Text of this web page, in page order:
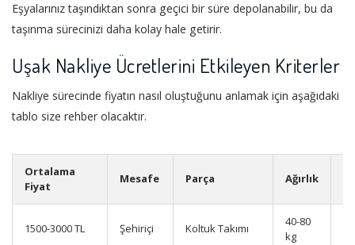
Eşyalarınız taşındıktan sonra geçici bir süre depolanabilir, bu da
taşınma sürecinizi daha kolay hale getirir.
Uşak Nakliye Ücretlerini Etkileyen Kriterler
Nakliye sürecinde fiyatın nasıl oluştuğunu anlamak için aşağıdaki
tablo size rehber olacaktır.
Ortalama
Fiyat
Mesafe Parça Ağırlık
1500-3000 TL Şehiriçi Koltuk Takımı
40-80
kg